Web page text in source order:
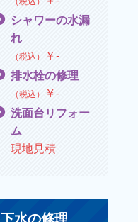
シャワーの水漏
れ
（税込） ￥‐
排水栓の修理
（税込） ￥‐
洗面台リフォー
ム
現地見積